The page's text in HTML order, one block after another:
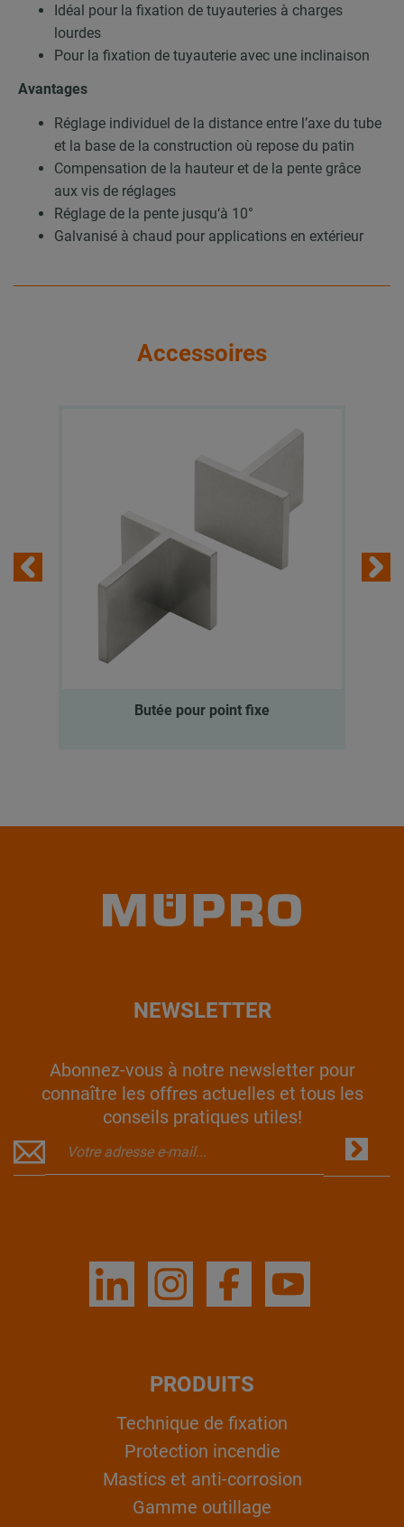
Idéal pour la fixation de tuyauteries à charges
lourdes
Pour la fixation de tuyauterie avec une inclinaison
Avantages
Réglage individuel de la distance entre l’axe du tube
et la base de la construction où repose du patin
Compensation de la hauteur et de la pente grâce
aux vis de réglages
Réglage de la pente jusqu‘à 10°
Galvanisé à chaud pour applications en extérieur
Accessoires
Butée pour point fixe
NEWSLETTER
Abonnez-vous à notre newsletter pour
connaître les offres actuelles et tous les
conseils pratiques utiles!
PRODUITS
Technique de fixation
Protection incendie
Mastics et anti-corrosion
Gamme outillage